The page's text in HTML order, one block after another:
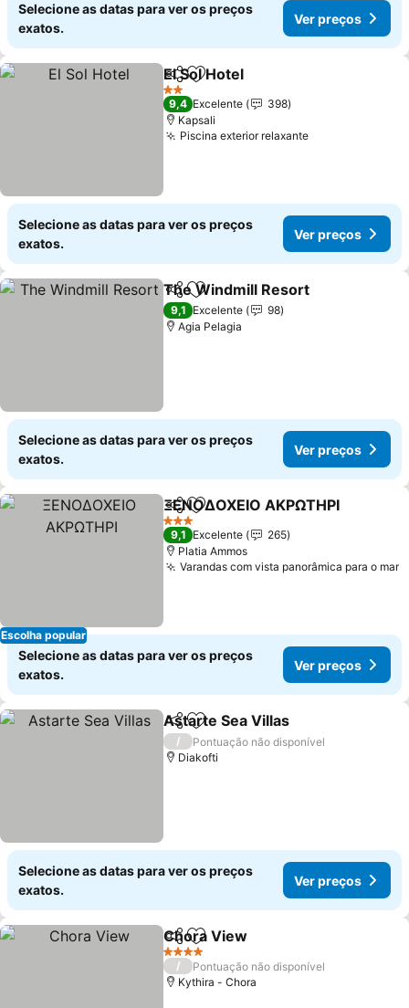
Selecione as datas para ver os preços
exatos.
Ver preços
PartilharAdicionar aos favoritos
El Sol Hotel
2 Estrelas
9,4 Excelente
398
Kapsali
Piscina exterior relaxante
Selecione as datas para ver os preços
exatos.
Ver preços
PartilharAdicionar aos favoritos
The Windmill Resort
9,1 Excelente
98
Agia Pelagia
Selecione as datas para ver os preços
exatos.
Ver preços
Escolha popular
PartilharAdicionar aos favoritos
ΞΕΝΟΔΟΧΕΙΟ ΑΚΡΩΤΗΡΙ
3 Estrelas
9,1 Excelente
265
Platia Ammos
Varandas com vista panorâmica para o mar
Selecione as datas para ver os preços
exatos.
Ver preços
PartilharAdicionar aos favoritos
Astarte Sea Villas
/
Pontuação não disponível
Diakofti
Selecione as datas para ver os preços
exatos.
Ver preços
PartilharAdicionar aos favoritos
Chora View
4 Estrelas
/
Pontuação não disponível
Kythira - Chora